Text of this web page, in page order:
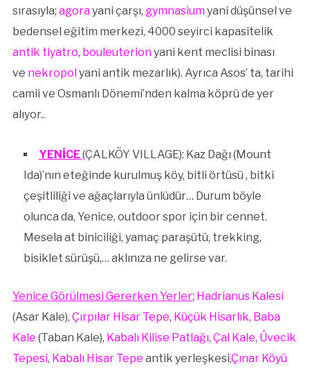
sırasıyla; agorayani çarşı, gymnasiumyani düşünsel ve
bedensel eğitim merkezi, 4000 seyirci kapasitelik
antik tiyatro, bouleuterionyani kent meclisi binası
ve nekropolyani antik mezarlık). Ayrıca Asos’ ta, tarihi
camii ve Osmanlı Dönemi’nden kalma köprü de yer
alıyor..
YENİCE(ÇALKÖY VILLAGE): Kaz Dağı (Mount
Ida)’nın eteğinde kurulmuş köy, bitli örtüsü , bitki
çeşitliliği ve ağaçlarıyla ünlüdür… Durum böyle
olunca da, Yenice, outdoor spor için bir cennet.
Mesela at biniciliği, yamaç paraşütü, trekking,
bisiklet sürüşü,… aklınıza ne gelirse var.
Yenice Görülmesi Gererken Yerler; Hadrianus Kalesi
(Asar Kale), Çırpılar Hisar Tepe, Küçük Hisarlık, Baba
Kale (Taban Kale), Kabalı Kilise Patlağı, Çal Kale, Üvecik
Tepesi, Kabalı Hisar Tepe antik yerleşkesi,Çınar Köyü